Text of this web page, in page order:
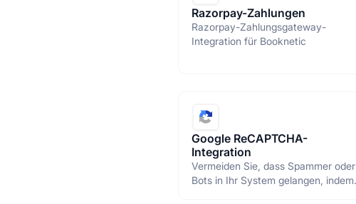
Razorpay-Zahlungen
Razorpay-Zahlungsgateway-
Integration für Booknetic
Google ReCAPTCHA-
Integration
Vermeiden Sie, dass Spammer oder
Bots in Ihr System gelangen, indem